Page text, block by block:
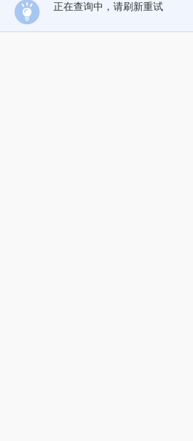
正在查询中，请刷新重试